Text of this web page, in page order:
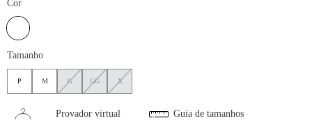
Cor
Tamanho
P M G GG X
Provador virtual Guia de tamanhos